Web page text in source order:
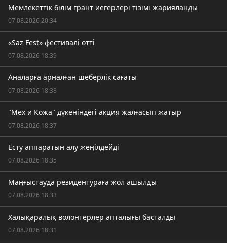
Мемлекеттік білім грант иегерлері тізімі жарияланды
07.08.2026 20:34
«Saz Fest» фестивалі өтті
07.08.2026 18:39
Аналарға арналған шеберлік сағаты
07.08.2026 18:38
"Мех и Кожа" дүкеніндегі акция жалғасып жатыр
07.08.2026 18:37
Есту аппаратын алу жеңілдейді
07.08.2026 18:35
Маңғыстауда резидентураға жол ашылды
07.08.2026 18:33
Халықаралық волонтерлер апталығы басталды
07.08.2026 18:31